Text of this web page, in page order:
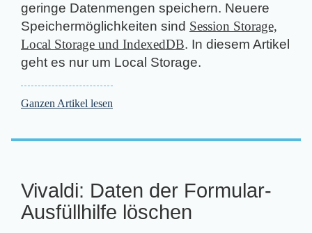
geringe Datenmengen speichern. Neuere
Speichermöglichkeiten sind Session Storage,
Local Storage und IndexedDB. In diesem Artikel
geht es nur um Local Storage.
Ganzen Artikel lesen
Vivaldi: Daten der Formular-
Ausfüllhilfe löschen